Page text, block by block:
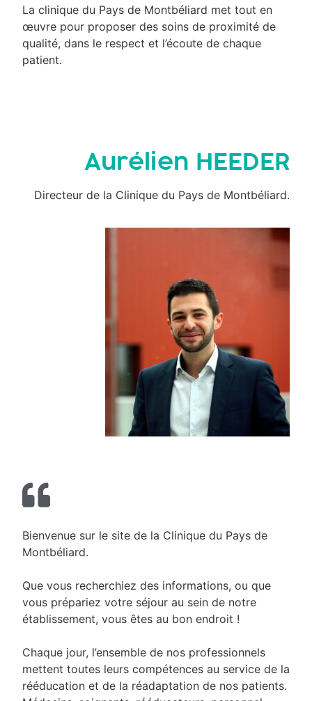
La clinique du Pays de Montbéliard met tout en
œuvre pour proposer des soins de proximité de
qualité, dans le respect et l’écoute de chaque
patient.
Aurélien HEEDER
Directeur de la Clinique du Pays de Montbéliard.
Bienvenue sur le site de la Clinique du Pays de
Montbéliard.
Que vous recherchiez des informations, ou que
vous prépariez votre séjour au sein de notre
établissement, vous êtes au bon endroit !
Chaque jour, l’ensemble de nos professionnels
mettent toutes leurs compétences au service de la
rééducation et de la réadaptation de nos patients.